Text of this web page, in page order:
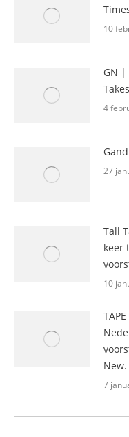
10
GN |
Takes
4
27
Tall
keer
10
7